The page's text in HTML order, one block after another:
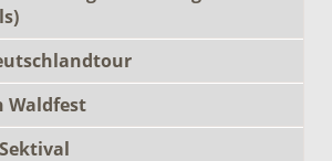
Waldfest